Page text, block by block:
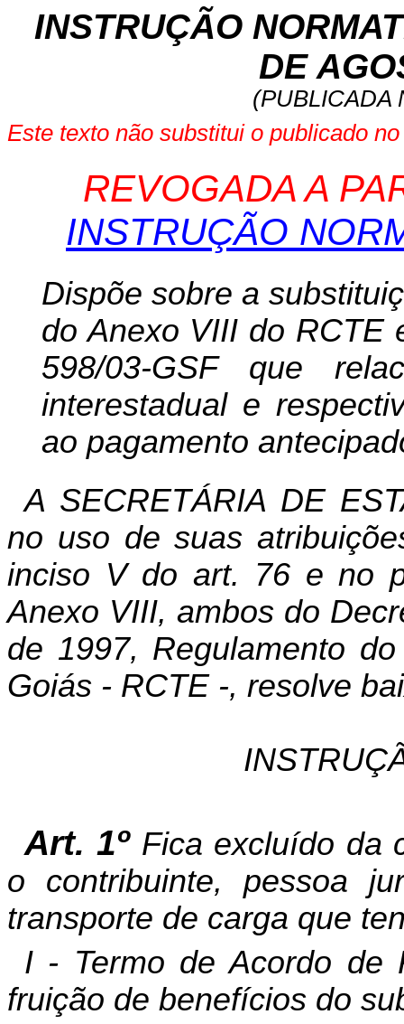
INSTRUÇÃO
DE
(PUBLICADA
Este texto não substitui o publicado
REVOGADA A
INSTRUÇÃO
Dispõe sobre a
do Anexo VIII do RCTE
598/03-GSF que
interestadual e
ao pagamento
A SECRETÁRIA DE
no uso de suas
inciso V do art. 76 e no
Anexo VIII, ambos do
de 1997, Regulamento
Goiás - RCTE -, resolve
Art. 1º Fica excluído da
o contribuinte, pessoa
transporte de carga que
I - Termo de Acordo de
fruição de benefícios do